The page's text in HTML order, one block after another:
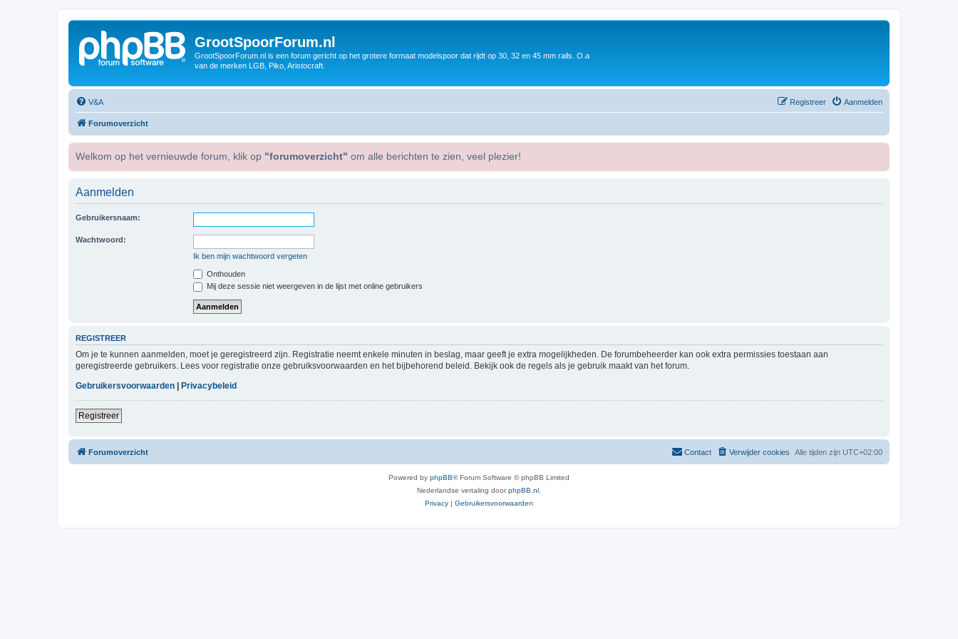
GrootSpoorForum.nl
GrootSpoorForum.nl is een forum gericht op het grotere formaat modelspoor dat rijdt op 30, 32 en 45 mm rails. O.a
van de merken LGB, Piko, Aristocraft.
V&A Aanmelden
Registreer
Forumoverzicht
Welkom op het vernieuwde forum, klik op "forumoverzicht" om alle berichten te zien, veel plezier!
Aanmelden
Gebruikersnaam:
Wachtwoord:
Ik ben mijn wachtwoord vergeten
Onthouden
Mij deze sessie niet weergeven in de lijst met online gebruikers
REGISTREER
Om je te kunnen aanmelden, moet je geregistreerd zijn. Registratie neemt enkele minuten in beslag, maar geeft je extra mogelijkheden. De forumbeheerder kan ook extra permissies toestaan aan
geregistreerde gebruikers. Lees voor registratie onze gebruiksvoorwaarden en het bijbehorend beleid. Bekijk ook de regels als je gebruik maakt van het forum.
Gebruikersvoorwaarden
Privacybeleid
Registreer
Forumoverzicht Alle tijden zijn UTC+02:00
Verwijder cookies
Contact
Powered by phpBB® Forum Software © phpBB Limited
Nederlandse vertaling doorphpBB.nl.
Privacy | Gebruikersvoorwaarden